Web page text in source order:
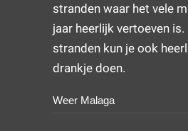
stranden waar het vele
jaar heerlijk vertoeven is.
stranden kun je ook
drankje doen.
Weer Malaga